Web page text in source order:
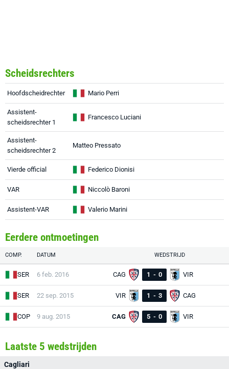
Scheidsrechters
Hoofdscheidrechter Mario Perri
Assistent-
scheidsrechter 1
Francesco Luciani
Assistent-
scheidsrechter 2
Matteo Pressato
Vierde official Federico Dionisi
VAR Niccolò Baroni
Assistent-VAR Valerio Marini
Eerdere ontmoetingen
COMP. DATUM WEDSTRIJD
SER 6 feb. 2016 CAG 1 - 0 VIR
SER 22 sep. 2015 VIR 1 - 3 CAG
COP 9 aug. 2015 CAG 5 - 0 VIR
Laatste 5 wedstrijden
Cagliari